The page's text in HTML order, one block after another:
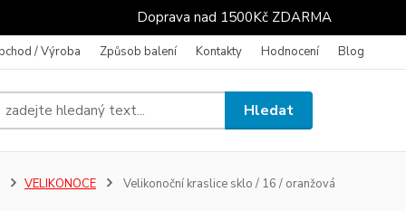
Doprava nad 1500Kč ZDARMA
/ Výroba Způsob balení Kontakty Hodnocení Blog
Hledat
VELIKONOCE Velikonoční kraslice sklo / 16 / oranžová